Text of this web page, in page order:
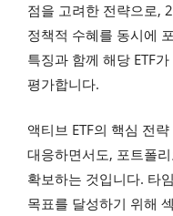
점을 고려한 전략으로,
정책적 수혜를 동시에
특징과 함께 해당 ETF
평가합니다.
액티브 ETF의 핵심 전
대응하면서도, 포트폴
확보하는 것입니다. 타
목표를 달성하기 위해